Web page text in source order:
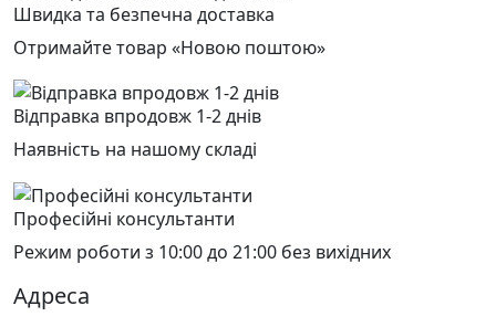
Швидка та безпечна доставка
Отримайте товар «Новою поштою»
Відправка впродовж 1-2 днів
Наявність на нашому складі
Професійні консультанти
Режим роботи з 10:00 до 21:00 без вихідних
Адреса